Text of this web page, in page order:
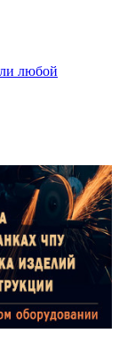
любой